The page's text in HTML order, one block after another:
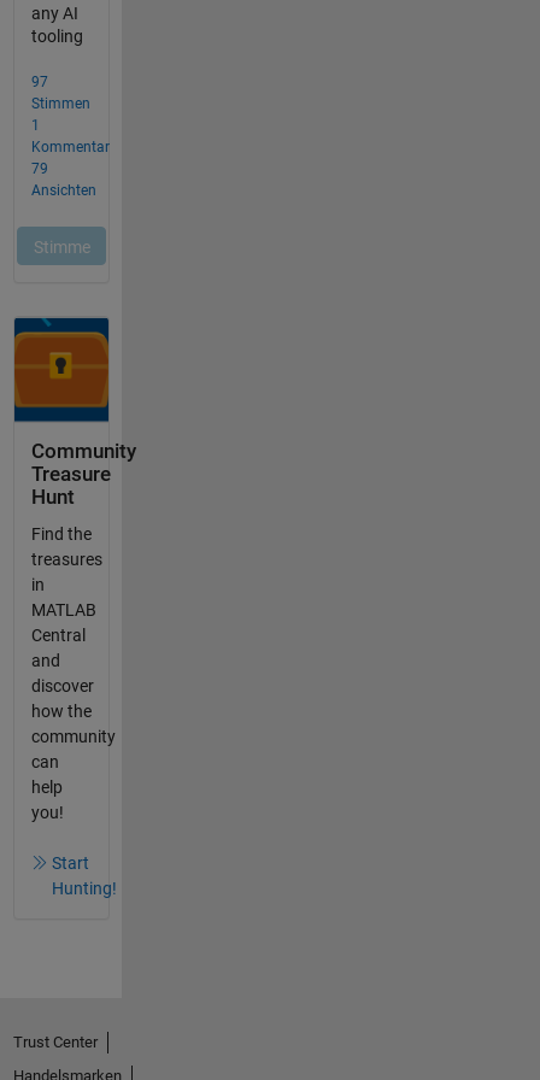
Community
Treasure
Hunt
Find the
treasures
in
MATLAB
Central
and
discover
how the
community
can
help
you!
Start
Hunting!
Trust Center
Handelsmarken